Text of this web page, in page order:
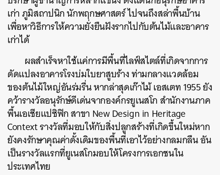
เก่า ภูมิสถาปนิก นักพฤกษศาสตร์ ไปจนถึงสล่าพื้นบ้าน
เพื่อหาวิธีการให้ความยั่งยืนฝังรากไปกับต้นไม้และอาคาร
เก่าได้
ผลสำเร็จหาใช้แค่การมีพื้นที่ไลฟ์สไตล์ที่เกิดจากการ
ดัดแปลงอาคารโรงบ่มใบยาสูบร้าง ท่ามกลางแวดล้อม
ของต้นไม้ใหญ่อันร่มรื่น หากล่าสุดเก๊าไม้ เอสเตท 1955 ยัง
คว้ารางวัลอนุรักษ์ดีเด่นจากองค์กรยูเนสโก สำนักงานภาค
พื้นเอเชียแปซิฟิก สาขา New Design in Heritage
Context รางวัลที่มอบให้กับสิ่งปลูกสร้างที่เกิดขึ้นใหม่หาก
ยังคงรักษาคุณค่าดั้งเดิมของพื้นที่เอาไว้อย่างกลมกลืน อัน
เป็นรางวัลแรกที่ยูเนสโกมอบให้โครงการเอกชนใน
ประเทศไทย